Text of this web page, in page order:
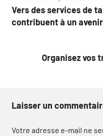
de
Vers des services de
contribuent à un
Organisez vos
Laisser un
Votre adresse e-mail ne